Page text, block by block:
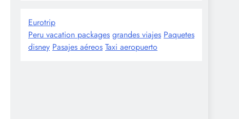
Eurotrip
Peru vacation packages grandes viajes Paquetes
disney Pasajes aéreos Taxi aeropuerto